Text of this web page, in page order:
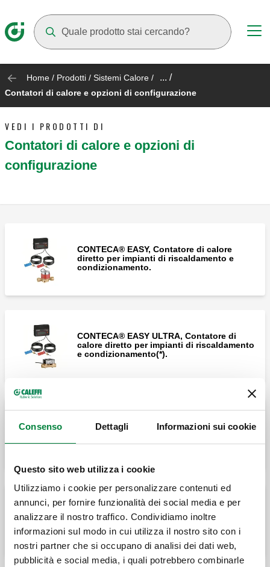
Consenso Dettagli Informazioni sui cookie
Questo sito web utilizza i cookie
Utilizziamo i cookie per personalizzare contenuti ed
annunci, per fornire funzionalità dei social media e per
analizzare il nostro traffico. Condividiamo inoltre
informazioni sul modo in cui utilizza il nostro sito con i
nostri partner che si occupano di analisi dei dati web,
pubblicità e social media, i quali potrebbero combinarle
Home / Prodotti / Sistemi Calore / ... /
Contatori di calore e opzioni di configurazione
VEDI I PRODOTTI DI
Contatori di calore e opzioni di
configurazione
CONTECA® EASY, Contatore di calore
diretto per impianti di riscaldamento e
condizionamento.
CONTECA® EASY ULTRA, Contatore di
calore diretto per impianti di riscaldamento
e condizionamento(*).
Contabilizzazione impianti di
Trasmissione con protocollo Modbus RTU.